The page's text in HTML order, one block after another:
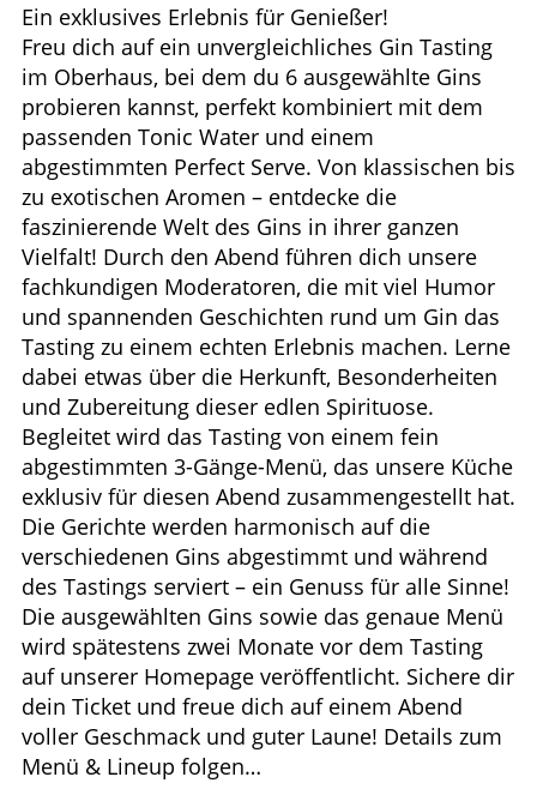
Ein exklusives Erlebnis für Genießer!
Freu dich auf ein unvergleichliches Gin Tasting
im Oberhaus, bei dem du 6 ausgewählte Gins
probieren kannst, perfekt kombiniert mit dem
passenden Tonic Water und einem
abgestimmten Perfect Serve. Von klassischen bis
zu exotischen Aromen – entdecke die
faszinierende Welt des Gins in ihrer ganzen
Vielfalt! Durch den Abend führen dich unsere
fachkundigen Moderatoren, die mit viel Humor
und spannenden Geschichten rund um Gin das
Tasting zu einem echten Erlebnis machen. Lerne
dabei etwas über die Herkunft, Besonderheiten
und Zubereitung dieser edlen Spirituose.
Begleitet wird das Tasting von einem fein
abgestimmten 3-Gänge-Menü, das unsere Küche
exklusiv für diesen Abend zusammengestellt hat.
Die Gerichte werden harmonisch auf die
verschiedenen Gins abgestimmt und während
des Tastings serviert – ein Genuss für alle Sinne!
Die ausgewählten Gins sowie das genaue Menü
wird spätestens zwei Monate vor dem Tasting
auf unserer Homepage veröffentlicht. Sichere dir
dein Ticket und freue dich auf einem Abend
voller Geschmack und guter Laune! Details zum
Menü & Lineup folgen…